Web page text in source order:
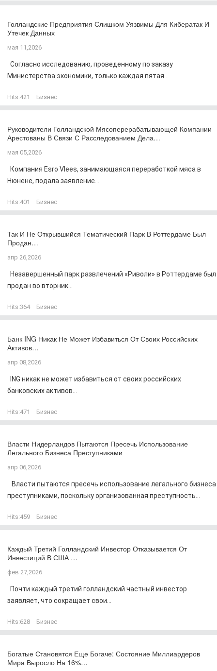
Голландские Предприятия Слишком Уязвимы Для Кибератак И
Утечек Данных
мая 11,2026
Согласно исследованию, проведенному по заказу
Министерства экономики, только каждая пятая...
Hits:421 Бизнес
Руководители Голландской Мясоперерабатывающей Компании
Арестованы В Связи С Расследованием Дела…
мая 05,2026
Компания Esro Vlees, занимающаяся переработкой мяса в
Нюнене, подала заявление...
Hits:401 Бизнес
Так И Не Открывшийся Тематический Парк В Роттердаме Был
Продан…
апр 26,2026
Незавершенный парк развлечений «Риволи» в Роттердаме был
продан во вторник...
Hits:364 Бизнес
Банк ING Никак Не Может Избавиться От Своих Российских
Активов…
апр 08,2026
ING никак не может избавиться от своих российских
банковских активов...
Hits:471 Бизнес
Власти Нидерландов Пытаются Пресечь Использование
Легального Бизнеса Преступниками
апр 06,2026
Власти пытаются пресечь использование легального бизнеса
преступниками, поскольку организованная преступность...
Hits:459 Бизнес
Каждый Третий Голландский Инвестор Отказывается От
Инвестиций В США …
фев 27,2026
Почти каждый третий голландский частный инвестор
заявляет, что сокращает свои...
Hits:628 Бизнес
Богатые Становятся Еще Богаче: Состояние Миллиардеров
Мира Выросло На 16%…